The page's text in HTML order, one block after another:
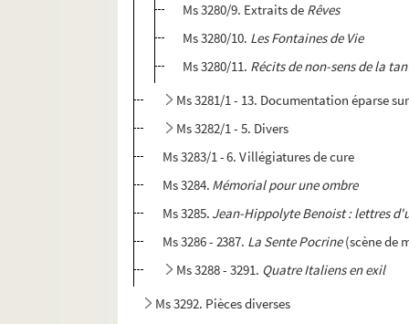
Ms 3280/9. Extraits de Rêves
Ms 3280/10. Les Fontaines de Vie
Ms 3280/11. Récits de non-sens de la
Ms 3281/1 - 13. Documentation éparse
Ms 3282/1 - 5. Divers
Ms 3283/1 - 6. Villégiatures de cure
Ms 3284. Mémorial pour une ombre
Ms 3285. Jean-Hippolyte Benoist : lettres
Ms 3286 - 2387. La Sente Pocrine(scène de
Ms 3288 - 3291. Quatre Italiens en exil
Ms 3292. Pièces diverses